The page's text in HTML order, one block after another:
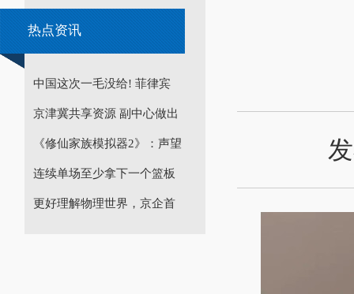
热点资讯
中国这次一毛没给! 菲律宾
京津冀共享资源 副中心做出
《修仙家族模拟器2》：声望
连续单场至少拿下一个篮板
更好理解物理世界，京企首